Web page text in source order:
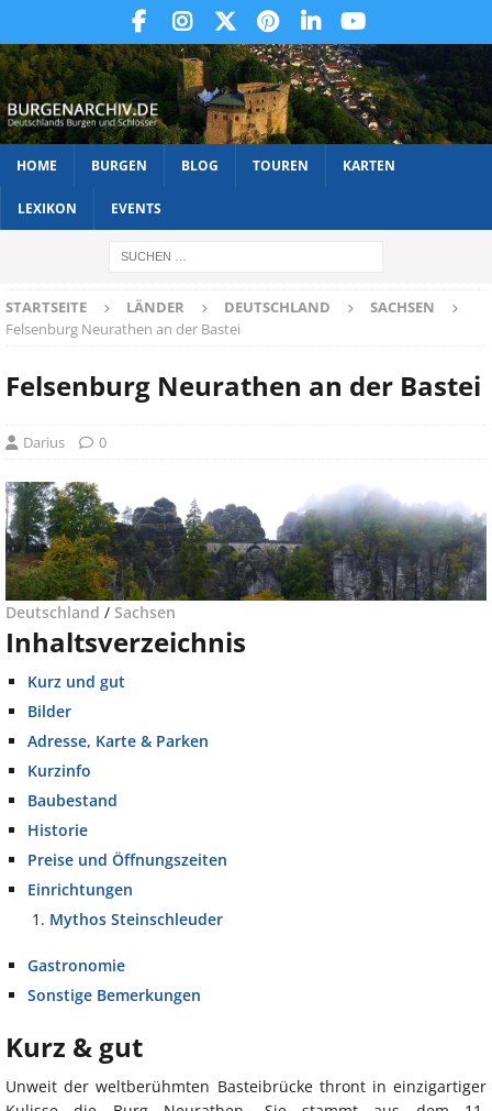
HOME BURGEN BLOG TOUREN KARTEN
LEXIKON EVENTS
STARTSEITE LÄNDER DEUTSCHLAND
SACHSEN
Felsenburg Neurathen an der Bastei
Felsenburg Neurathen an der Bastei
Darius 0
Deutschland / Sachsen
Inhaltsverzeichnis
Kurz und gut
Bilder
Adresse, Karte & Parken
Kurzinfo
Baubestand
Historie
Preise und Öffnungszeiten
Einrichtungen
Mythos Steinschleuder
Gastronomie
Sonstige Bemerkungen
Kurz & gut
Unweit der weltberühmten Basteibrücke thront in einzigartiger